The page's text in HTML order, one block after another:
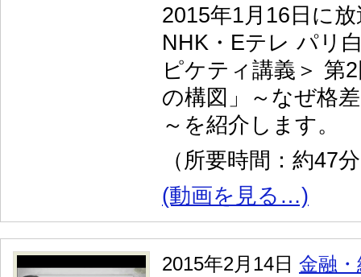
2015年1月16日に
NHK・Eテレ パリ
ピケティ講義＞ 第
の構図」～なぜ格
～を紹介します。
（所要時間：約47
(動画を見る…)
2015年2月14日 金融